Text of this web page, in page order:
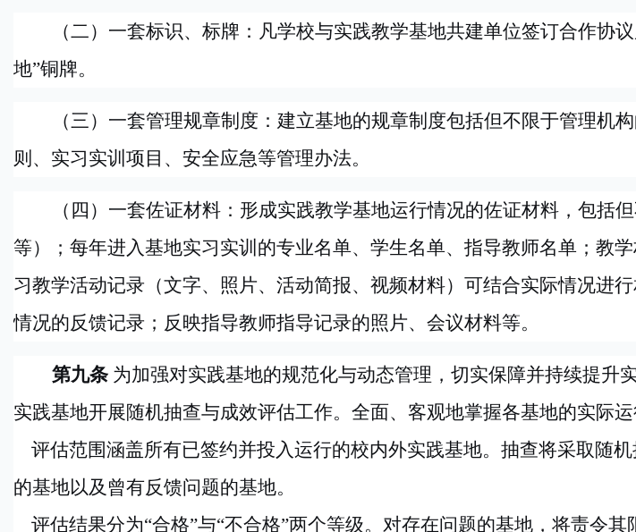
（二）一套标识、标牌：凡学校与实践教学基地共建单位签订合作协
地”铜牌。
（三）一套管理规章制度：建立基地的规章制度包括但不限于管理
则、实习实训项目、安全应急等管理办法。
（四）一套佐证材料：形成实践教学基地运行情况的佐证材料，包
等）；每年进入基地实习实训的专业名单、学生名单、指导教师名单；教学
习教学活动记录（文字、照片、活动简报、视频材料）可结合实际情况进
情况的反馈记录；反映指导教师指导记录的照片、会议材料等。
第九条 为加强对实践基地的规范化与动态管理，切实保障并持续提
实践基地开展随机抽查与成效评估工作。全面、客观地掌握各基地的实际
评估范围涵盖所有已签约并投入运行的校内外实践基地。抽查将采取随
的基地以及曾有反馈问题的基地。
评估结果分为“合格”与“不合格”两个等级。对存在问题的基地，将责令